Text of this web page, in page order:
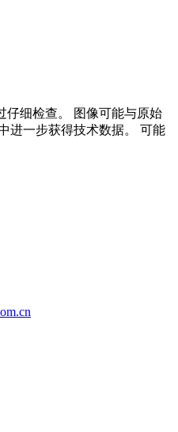
仔细检查。 图像可能与原始
进一步获得技术数据。 可能